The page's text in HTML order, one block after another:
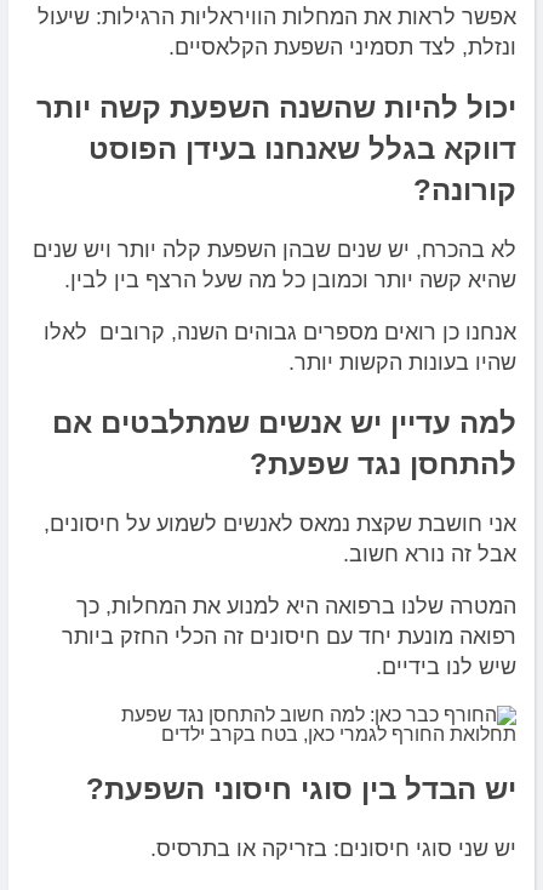
אפשר לראות את המחלות הוויראליות הרגילות: שיעול
ונזלת, לצד תסמיני השפעת הקלאסיים.
יכול להיות שהשנה השפעת קשה יותר
דווקא בגלל שאנחנו בעידן הפוסט
קורונה?
לא בהכרח, יש שנים שבהן השפעת קלה יותר ויש שנים
שהיא קשה יותר וכמובן כל מה שעל הרצף בין לבין.
אנחנו כן רואים מספרים גבוהים השנה, קרובים לאלו
שהיו בעונות הקשות יותר.
למה עדיין יש אנשים שמתלבטים אם
להתחסן נגד שפעת?
אני חושבת שקצת נמאס לאנשים לשמוע על חיסונים,
אבל זה נורא חשוב.
המטרה שלנו ברפואה היא למנוע את המחלות, כך
רפואה מונעת יחד עם חיסונים זה הכלי החזק ביותר
שיש לנו בידיים.
תחלואת החורף לגמרי כאן, בטח בקרב ילדים
יש הבדל בין סוגי חיסוני השפעת?
יש שני סוגי חיסונים: בזריקה או בתרסיס.